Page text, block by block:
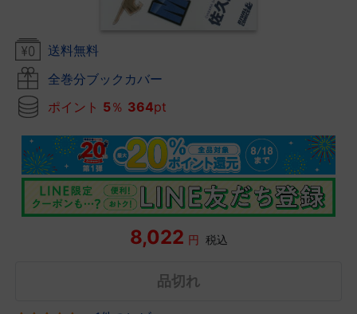
送料無料
全巻分ブックカバー
ポイント 5％ 364pt
8,022 円 税込
品切れ